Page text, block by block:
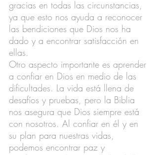
gracias en todas las circunstancias,
ya que esto nos ayuda a reconocer
las bendiciones que Dios nos ha
dado y a encontrar satisfacción en
ellas.
Otro aspecto importante es aprender
a confiar en Dios en medio de las
dificultades. La vida está llena de
desafíos y pruebas, pero la Biblia
nos asegura que Dios siempre está
con nosotros. Al confiar en él y en
su plan para nuestras vidas,
podemos encontrar paz y